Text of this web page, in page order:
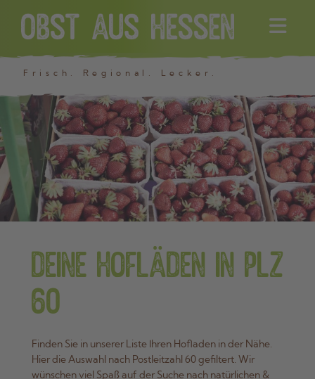
Frisch. Regional. Lecker.
Deine Hofläden in PLZ
60
Finden Sie in unserer Liste Ihren Hofladen in der Nähe.
Hier die Auswahl nach Postleitzahl 60 gefiltert. Wir
wünschen viel Spaß auf der Suche nach natürlichen &